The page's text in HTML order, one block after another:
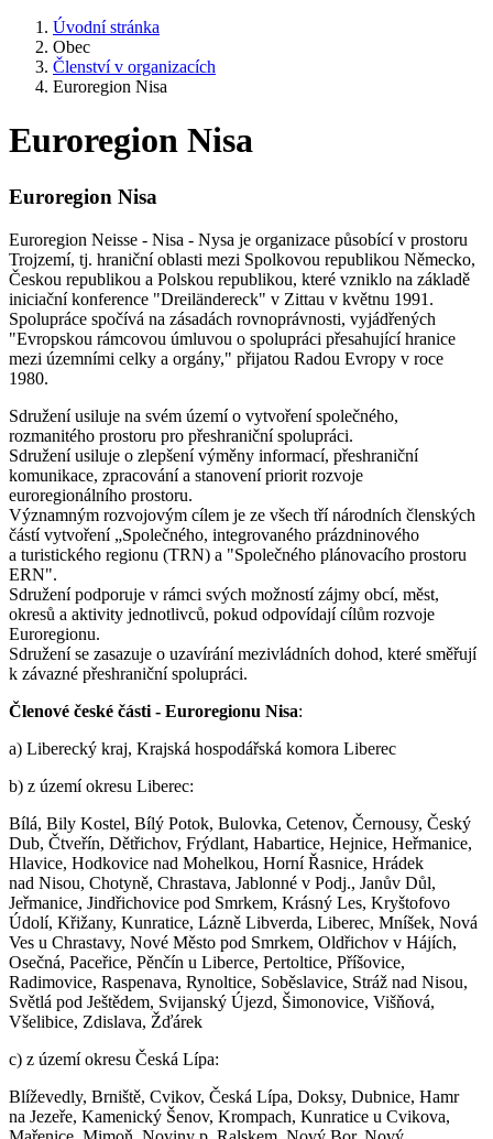
Úvodní stránka
Obec
Členství v organizacích
Euroregion Nisa
Euroregion Nisa
Euroregion Nisa
Euroregion Neisse - Nisa - Nysa je organizace působící v prostoru
Trojzemí, tj. hraniční oblasti mezi Spolkovou republikou Německo,
Českou republikou a Polskou republikou, které vzniklo na základě
iniciační konference "Dreiländereck" v Zittau v květnu 1991.
Spolupráce spočívá na zásadách rovnoprávnosti, vyjádřených
"Evropskou rámcovou úmluvou o spolupráci přesahující hranice
mezi územními celky a orgány," přijatou Radou Evropy v roce
1980.
Sdružení usiluje na svém území o vytvoření společného,
rozmanitého prostoru pro přeshraniční spolupráci.
Sdružení usiluje o zlepšení výměny informací, přeshraniční
komunikace, zpracování a stanovení priorit rozvoje
euroregionálního prostoru.
Významným rozvojovým cílem je ze všech tří národních členských
částí vytvoření „Společného, integrovaného prázdninového
a turistického regionu (TRN) a "Společného plánovacího prostoru
ERN".
Sdružení podporuje v rámci svých možností zájmy obcí, měst,
okresů a aktivity jednotlivců, pokud odpovídají cílům rozvoje
Euroregionu.
Sdružení se zasazuje o uzavírání mezivládních dohod, které směřují
k závazné přeshraniční spolupráci.
Členové české části - Euroregionu Nisa:
a) Liberecký kraj, Krajská hospodářská komora Liberec
b) z území okresu Liberec:
Bílá, Bily Kostel, Bílý Potok, Bulovka, Cetenov, Černousy, Český
Dub, Čtveřín, Dětřichov, Frýdlant, Habartice, Hejnice, Heřmanice,
Hlavice, Hodkovice nad Mohelkou, Horní Řasnice, Hrádek
nad Nisou, Chotyně, Chrastava, Jablonné v Podj., Janův Důl,
Jeřmanice, Jindřichovice pod Smrkem, Krásný Les, Kryštofovo
Údolí, Křižany, Kunratice, Lázně Libverda, Liberec, Mníšek, Nová
Ves u Chrastavy, Nové Město pod Smrkem, Oldřichov v Hájích,
Osečná, Paceřice, Pěnčín u Liberce, Pertoltice, Příšovice,
Radimovice, Raspenava, Rynoltice, Soběslavice, Stráž nad Nisou,
Světlá pod Ještědem, Svijanský Újezd, Šimonovice, Višňová,
Všelibice, Zdislava, Žďárek
c) z území okresu Česká Lípa:
Blíževedly, Brniště, Cvikov, Česká Lípa, Doksy, Dubnice, Hamr
na Jezeře, Kamenický Šenov, Krompach, Kunratice u Cvikova,